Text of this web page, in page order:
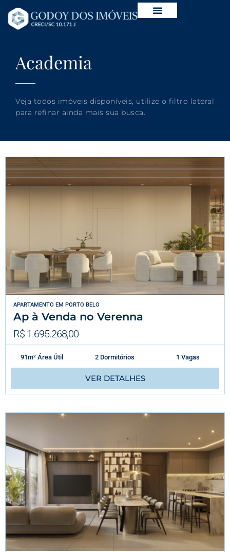
Academia
Veja todos imóveis disponíveis, utilize o filtro lateral
para refinar ainda mais sua busca.
APARTAMENTO EM PORTO BELO
Ap à Venda no Verenna
R$ 1.695.268,00
91m² Área Útil 2 Dormitórios 1 Vagas
VER DETALHES